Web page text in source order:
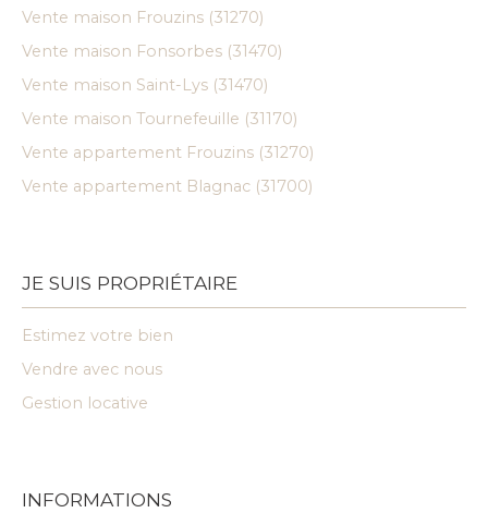
Vente maison Frouzins (31270)
Vente maison Fonsorbes (31470)
Vente maison Saint-Lys (31470)
Vente maison Tournefeuille (31170)
Vente appartement Frouzins (31270)
Vente appartement Blagnac (31700)
JE SUIS PROPRIÉTAIRE
Estimez votre bien
Vendre avec nous
Gestion locative
INFORMATIONS